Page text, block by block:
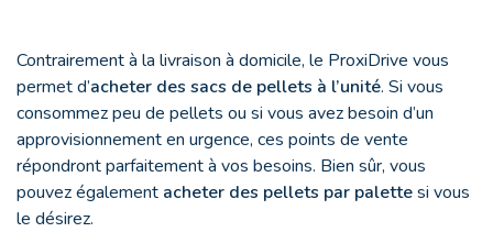
Contrairement à la livraison à domicile, le ProxiDrive vous
permet d’acheter des sacs de pellets à l’unité. Si vous
consommez peu de pellets ou si vous avez besoin d’un
approvisionnement en urgence, ces points de vente
répondront parfaitement à vos besoins. Bien sûr, vous
pouvez également acheter des pellets par palettesi vous
le désirez.